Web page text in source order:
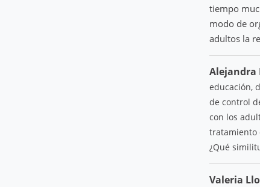
tiempo
modo de
adultos la
Alejandra
educación,
de control
con los
tratamiento
¿Qué
Valeria